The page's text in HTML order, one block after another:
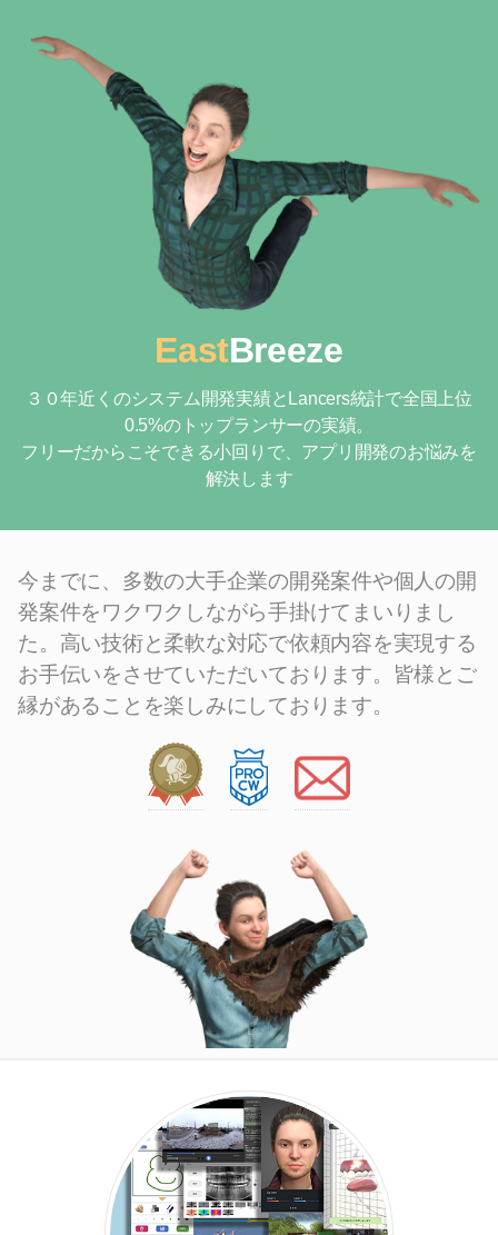
EastBreeze
３０年近くのシステム開発実績とLancers統計で全国上位
0.5%のトップランサーの実績。
フリーだからこそできる小回りで、アプリ開発のお悩みを
解決します
今までに、多数の大手企業の開発案件や個人の開
発案件をワクワクしながら手掛けてまいりまし
た。高い技術と柔軟な対応で依頼内容を実現する
お手伝いをさせていただいております。
皆様とご
縁があることを楽しみにしております。